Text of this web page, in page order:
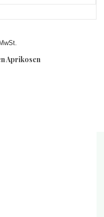
Aprikosen